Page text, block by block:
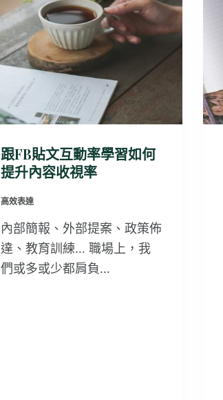
跟FB貼文互動率學習如何
提升內容收視率
高效表達
內部簡報、外部提案、政策佈
達、教育訓練… 職場上，我
們或多或少都肩負…